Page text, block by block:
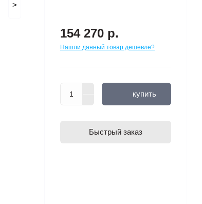
>
154 270 р.
Нашли данный товар дешевле?
купить
Быстрый заказ